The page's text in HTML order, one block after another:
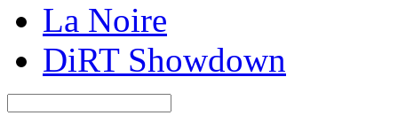
La Noire
DiRT Showdown